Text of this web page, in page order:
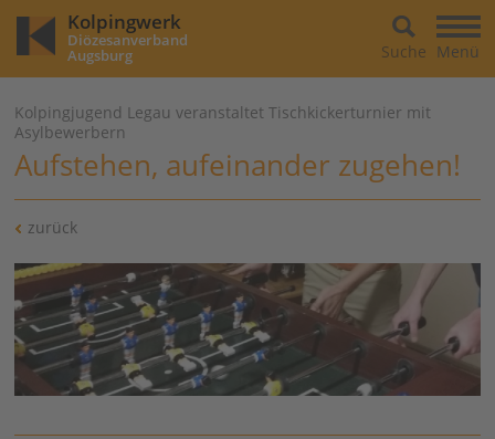
Kolpingwerk
Diözesanverband
Augsburg Menü
Suche
Kolpingjugend Legau veranstaltet Tischkickerturnier mit
Asylbewerbern
Aufstehen, aufeinander zugehen!
zurück